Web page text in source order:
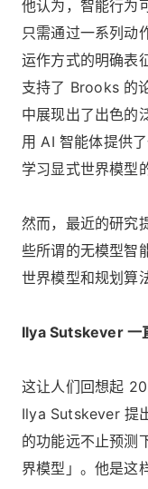
他认为，智能行为
只需通过一系列动
运作方式的明确表
支持了 Brooks 的
中展现出了出色的
用 AI 智能体提供
学习显式世界模型
然而，最近的研究
些所谓的无模型智
世界模型和规划算
Ilya Sutskever 一
这让人们回想起
Ilya Sutskever 提
的功能远不止预测
界模型」。他是这